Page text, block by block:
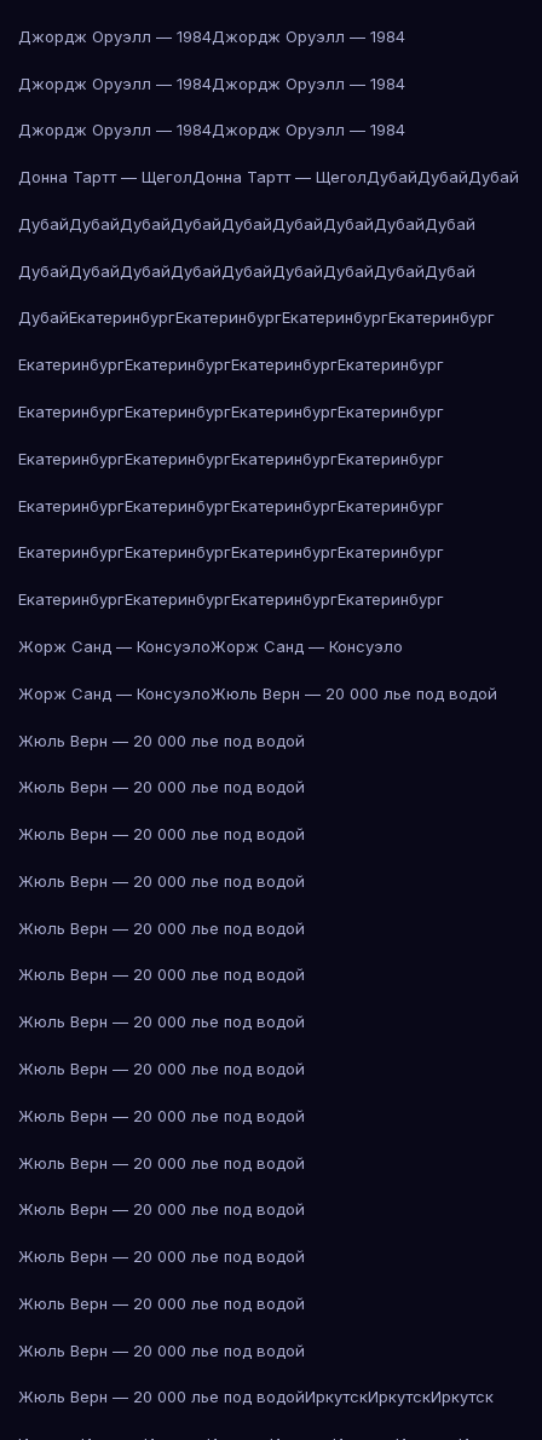
Джордж Оруэлл — 1984Джордж Оруэлл — 1984
Джордж Оруэлл — 1984Джордж Оруэлл — 1984
Джордж Оруэлл — 1984Джордж Оруэлл — 1984
Донна Тартт — ЩеголДонна Тартт — ЩеголДубайДубайДубай
ДубайДубайДубайДубайДубайДубайДубайДубайДубай
ДубайДубайДубайДубайДубайДубайДубайДубайДубай
ДубайЕкатеринбургЕкатеринбургЕкатеринбургЕкатеринбург
ЕкатеринбургЕкатеринбургЕкатеринбургЕкатеринбург
ЕкатеринбургЕкатеринбургЕкатеринбургЕкатеринбург
ЕкатеринбургЕкатеринбургЕкатеринбургЕкатеринбург
ЕкатеринбургЕкатеринбургЕкатеринбургЕкатеринбург
ЕкатеринбургЕкатеринбургЕкатеринбургЕкатеринбург
ЕкатеринбургЕкатеринбургЕкатеринбургЕкатеринбург
Жорж Санд — КонсуэлоЖорж Санд — Консуэло
Жорж Санд — КонсуэлоЖюль Верн — 20 000 лье под водой
Жюль Верн — 20 000 лье под водой
Жюль Верн — 20 000 лье под водой
Жюль Верн — 20 000 лье под водой
Жюль Верн — 20 000 лье под водой
Жюль Верн — 20 000 лье под водой
Жюль Верн — 20 000 лье под водой
Жюль Верн — 20 000 лье под водой
Жюль Верн — 20 000 лье под водой
Жюль Верн — 20 000 лье под водой
Жюль Верн — 20 000 лье под водой
Жюль Верн — 20 000 лье под водой
Жюль Верн — 20 000 лье под водой
Жюль Верн — 20 000 лье под водой
Жюль Верн — 20 000 лье под водой
Жюль Верн — 20 000 лье под водойИркутскИркутскИркутск